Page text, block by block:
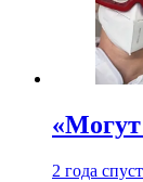
2 года